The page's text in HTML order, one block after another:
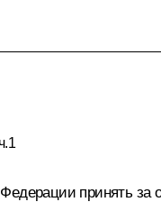
принять